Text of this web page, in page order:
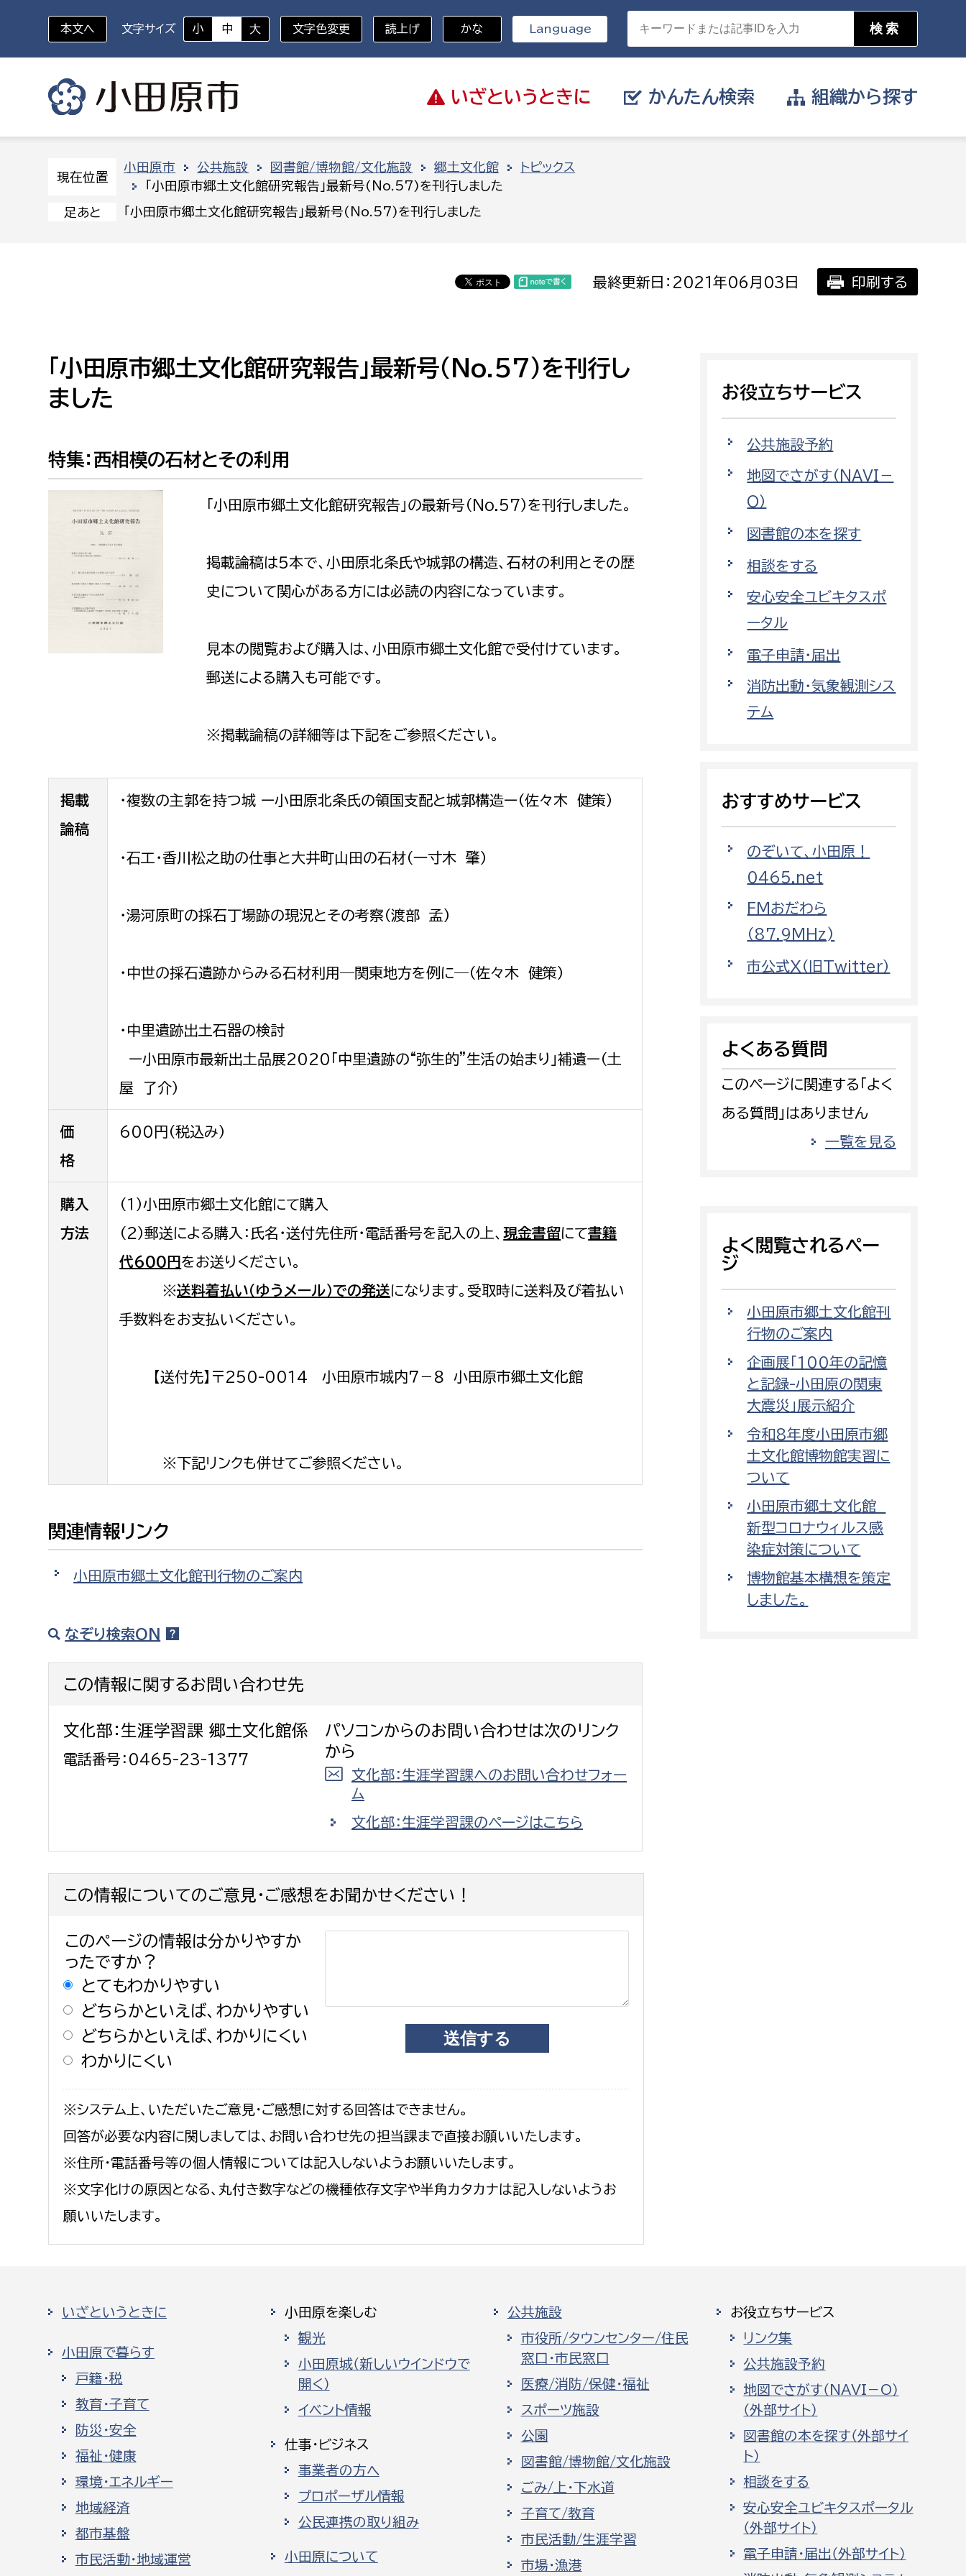
いざと いうときに
いざというときに
休日救急外来 防災・ハザードマップ
かんたん検索
対象者を選択
新生児・乳幼児
若者
高齢者
障がい者
傷病者
事業者
分野を選択
戸籍
福祉・健康
都市基盤
市民活動・地域づくり
観光
市議会
証明書がほしい
働きたい
小田原のことを知りたい
まちづくりに関わりたい
組織から探す
組織から探す
財産管理課
市民税課
地域政策課
人権・男女共同参画課
戸籍住民課
防災対策課
文化財課
スポーツ課
小田原城総合管理事務所
環境部
ゼロカーボン推進課
環境保護課
環境事業センター
福祉健康部
福祉政策課
健康づくり課
子ども政策課
子ども若者支援課
産業政策課
都市部
都市政策課
都市計画課
地域交通課
建設部
出納室
消防総務課
予防課
警防計画課
救急課
情報司令課
給排水業務課
水道整備課
下水道整備課
浄水管理課
教育部 選挙管理委員会事務局 監査事務局
監査事務局
農業委員会事務局 議会局
本文へ 文字サイズ 小 中 大 文字色変更 読上げ かな Language
現在位置
小田原市 公共施設 図書館/博物館/文化施設 郷土文化館
トピックス
「小田原市郷土文化館研究報告」最新号(No.57)を刊行しました
足あと 「小田原市郷土文化館研究報告」最新号(No.57)を刊行しました
最終更新日：2021年06月03日 印刷する
「小田原市郷土文化館研究報告」最新号（No.57）を刊行し
ました
特集：西相模の石材とその利用
「小田原市郷土文化館研究報告」の最新号（No.57）を刊行しました。
掲載論稿は５本で、小田原北条氏や城郭の構造、石材の利用とその歴
史について関心がある方には必読の内容になっています。
見本の閲覧および購入は、小田原市郷土文化館で受付けています。
郵送による購入も可能です。
※掲載論稿の詳細等は下記をご参照ください。
掲載
論稿
・複数の主郭を持つ城 ー小田原北条氏の領国支配と城郭構造ー（佐々木 健策）
・石工・香川松之助の仕事と大井町山田の石材（一寸木 肇）
・湯河原町の採石丁場跡の現況とその考察（渡部 孟）
・中世の採石遺跡からみる石材利用―関東地方を例に―（佐々木 健策）
・中里遺跡出土石器の検討
ー小田原市最新出土品展2020「中里遺跡の“弥生的”生活の始まり」補遺ー（土
屋 了介）
価
格
600円（税込み）
購入
方法
（１）小田原市郷土文化館にて購入
（２）郵送による購入：氏名・送付先住所・電話番号を記入の上、現金書留にて書籍
代600円 をお送りください。
※送料着払い（ゆうメール）での発送になります。受取時に送料及び着払い
手数料をお支払いください。
【送付先】〒250-0014 小田原市城内７－８ 小田原市郷土文化館
※下記リンクも併せてご参照ください。
関連情報リンク
小田原市郷土文化館刊行物のご案内
なぞり検索ON
この情報に関するお問い合わせ先
文化部：生涯学習課 郷土文化館係
電話番号：0465-23-1377
パソコンからのお問い合わせは次のリンク
から
文化部：生涯学習課へのお問い合わせフォー
ム
文化部：生涯学習課のページはこちら
この情報についてのご意見・ご感想をお聞かせください！
このページの情報は分かりやすか
ったですか？
とてもわかりやすい
どちらかといえば、わかりやすい
どちらかといえば、わかりにくい
わかりにくい
※システム上、いただいたご意見・ご感想に対する回答はできません。
回答が必要な内容に関しましては、お問い合わせ先の担当課まで直接お願いいたします。
※住所・電話番号等の個人情報については記入しないようお願いいたします。
※文字化けの原因となる、丸付き数字などの機種依存文字や半角カタカナは記入しないようお
願いいたします。
お役立ちサービス
公共施設予約
地図でさがす（NAVI－
O）
図書館の本を探す
相談をする
安心安全ユビキタスポ
ータル
電子申請・届出
消防出動・気象観測シス
テム
おすすめサービス
のぞいて、小田原！
0465.net
FMおだわら
（87.9MHz)
市公式X（旧Twitter）
よくある質問
このページに関連する「よく
ある質問」はありません
一覧を見る
よく閲覧されるペー
ジ
小田原市郷土文化館刊
行物のご案内
企画展「100年の記憶
と記録-小田原の関東
大震災」展示紹介
令和8年度小田原市郷
土文化館博物館実習に
ついて
小田原市郷土文化館
新型コロナウィルス感
染症対策について
博物館基本構想を策定
しました。
いざというときに
小田原で暮らす
戸籍・税
教育・子育て
防災・安全
福祉・健康
環境・エネルギー
地域経済
都市基盤
市民活動・地域運営
小田原を楽しむ
観光
小田原城（新しいウインドウで
開く）
イベント情報
仕事・ビジネス
事業者の方へ
プロポーザル情報
公民連携の取り組み
小田原について
公共施設
市役所/タウンセンター/住民
窓口・市民窓口
医療/消防/保健・福祉
スポーツ施設
公園
図書館/博物館/文化施設
ごみ/上・下水道
子育て/教育
市民活動/生涯学習
市場・漁港
お役立ちサービス
リンク集
公共施設予約
地図でさがす（NAVI－O）
（外部サイト）
図書館の本を探す（外部サイ
ト）
相談をする
安心安全ユビキタスポータル
（外部サイト）
電子申請・届出（外部サイト）